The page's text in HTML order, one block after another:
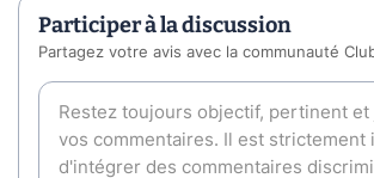
Participer à la discussion
Partagez votre avis avec la communauté